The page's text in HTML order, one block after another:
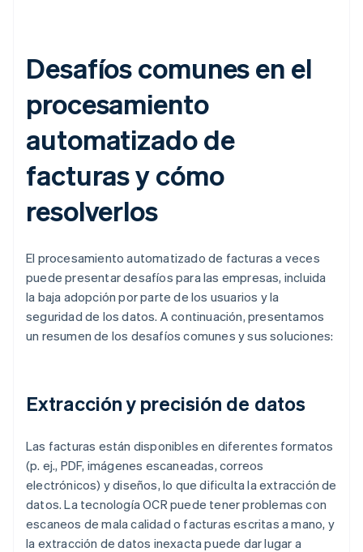
Desafíos comunes en el
procesamiento
automatizado de
facturas y cómo
resolverlos
El procesamiento automatizado de facturas a veces
puede presentar desafíos para las empresas, incluida
la baja adopción por parte de los usuarios y la
seguridad de los datos. A continuación, presentamos
un resumen de los desafíos comunes y sus soluciones:
Extracción y precisión de datos
Las facturas están disponibles en diferentes formatos
(p. ej., PDF, imágenes escaneadas, correos
electrónicos) y diseños, lo que dificulta la extracción de
datos. La tecnología OCR puede tener problemas con
escaneos de mala calidad o facturas escritas a mano, y
la extracción de datos inexacta puede dar lugar a